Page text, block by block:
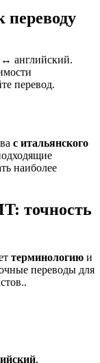
переводу
↔ английский.
перевод.
с итальянского
наиболее
точность
терминологию и
переводы для
,